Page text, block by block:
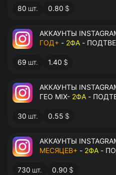
80 шт. 0.80 $
АККАУНТЫ
ГОД+ - 2ФА -
69 шт. 1.40 $
АККАУНТЫ
ГЕО MIX- 2ФА -
30 шт. 0.55 $
АККАУНТЫ
МЕСЯЦЕВ+ - 2ФА -
730 шт. 0.90 $